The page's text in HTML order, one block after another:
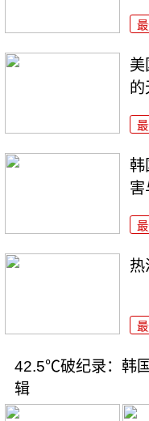
美
的
韩
害
热
42.5℃破纪录：韩
辑